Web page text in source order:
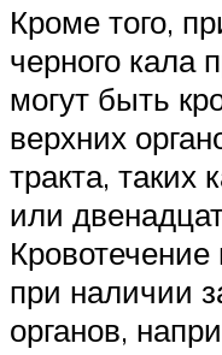
Кроме того,
черного кала
могут быть
верхних
тракта, таких
или
при наличии
органов,